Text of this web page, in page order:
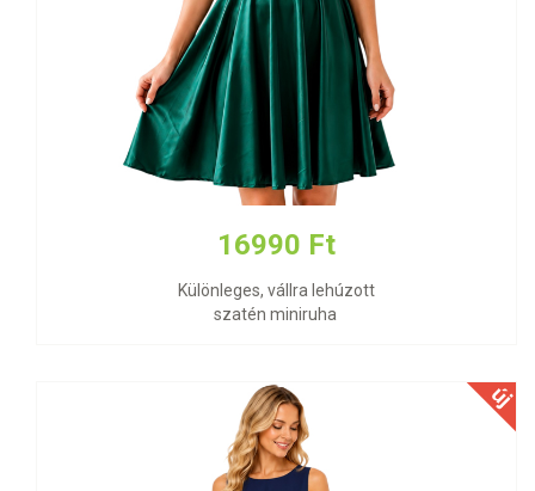
16990 Ft
Különleges, vállra lehúzott
szatén miniruha